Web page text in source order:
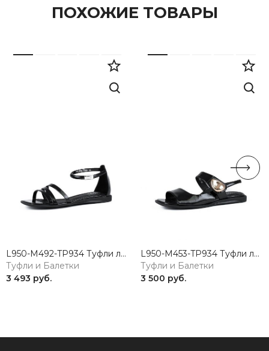
ПОХОЖИЕ ТОВАРЫ
L950-M492-TP934 Туфли летние женские натуральная кожа черный 365
Туфли и Балетки
3 493 руб.
L950-M453-TP934 Туфли летние женские натуральная кожа черный 365
Туфли и Балетки
3 500 руб.